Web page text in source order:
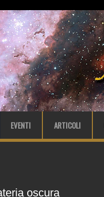
EVENTI ARTICOLI
oscura